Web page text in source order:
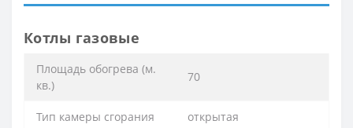
Котлы газовые
Площадь обогрева (м.
кв.)
70
Тип камеры сгорания открытая